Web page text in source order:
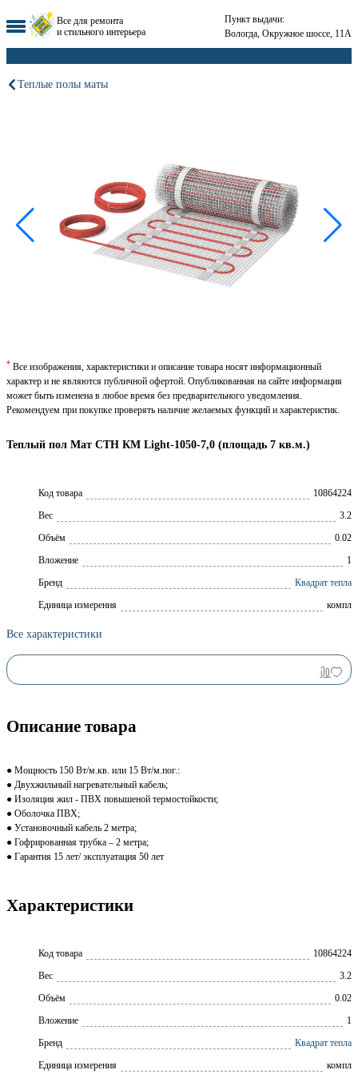
Все для ремонта
и стильного интерьера
Пункт выдачи:
Вологда, Окружное шоссе, 11А
Теплые полы маты
Теплый пол Мат СТН КМ Light-1050-7,0 (площадь 7 кв.м.)
Код товара
10864224
Вес
3.2
Объём
0.02
Вложение
1
Брeнд
Квадрат тепла
Единица измерения
компл
Все характеристики
* Все изображения, характеристики и описание товара носят информационный
характер и не являются публичной офертой. Опубликованная на сайте информация
может быть изменена в любое время без предварительного уведомления.
Рекомендуем при покупке проверять наличие желаемых функций и характеристик.
Описание товара
● Мощность 150 Вт/м.кв. или 15 Вт/м.пог.:
● Двухжильный нагревательный кабель;
● Изоляция жил - ПВХ повышеной термостойкости;
● Оболочка ПВХ;
● Установочный кабель 2 метра;
● Гофрированная трубка – 2 метра;
● Гарантия 15 лет/ эксплуатация 50 лет
Характеристики
Код товара
10864224
Вес
3.2
Объём
0.02
Вложение
1
Бренд
Квадрат тепла
Единица измерения
компл